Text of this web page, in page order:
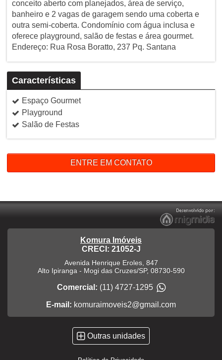
conceito aberto com planejados, área de serviço,
banheiro e 2 vagas de garagem sendo uma coberta e
outra semi-coberta. Condomínio com água inclusa e
oferece playground, salão de festas e área gourmet.
Endereço: Rua Rosa Boratto, 237 Pq. Santana
Características
Espaço Gourmet
Playground
Salão de Festas
ENTRE EM CONTATO
Komura Imóveis
CRECI: 21052-J
Avenida Henrique Eroles, 847
Alto Ipiranga - Mogi das Cruzes/SP, 08730-590
Comercial: (11) 4727-1295
E-mail: komuraimoveis2@gmail.com
Outras unidades